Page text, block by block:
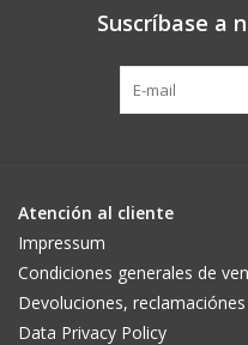
Suscríbase a
Atención al cliente
Impressum
Condiciones generales de
Devoluciones, reclamaciónes
Data Privacy Policy